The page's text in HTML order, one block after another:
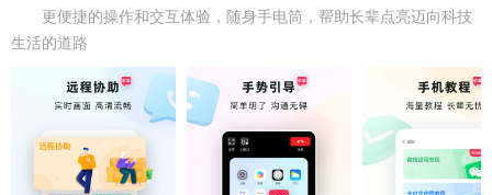
更便捷的操作和交互体验，随身手电筒，帮助长辈点亮迈向科技
生活的道路